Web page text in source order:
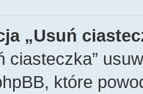
„Usuń
ciasteczka”
które